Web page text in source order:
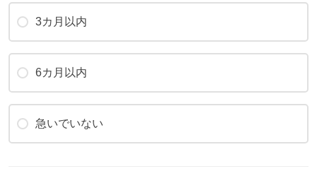
3カ月以内
6カ月以内
急いでいない